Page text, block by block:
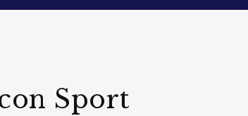
Sport